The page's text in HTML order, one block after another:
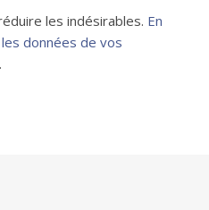
les indésirables. En
données de vos
.